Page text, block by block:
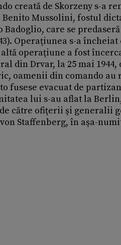
creată de Skorzeny s-a
Mussolini, fostul
care se
Operaţiunea s-a
operaţiune a fost
din Drvar, la 25 mai
oamenii din comando au
fusese evacuat de
lui s-au aflat la
către ofiţerii şi generalii
Staffenberg, în aşa-